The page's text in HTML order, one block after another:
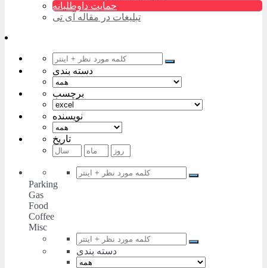
حمایت داوطلبانه
تبلیغات در مقاله آی تی
دسته بندی
برچسب
نویسنده
تاریخ
Parking
Gas
Food
Coffee
Misc
دسته بندی